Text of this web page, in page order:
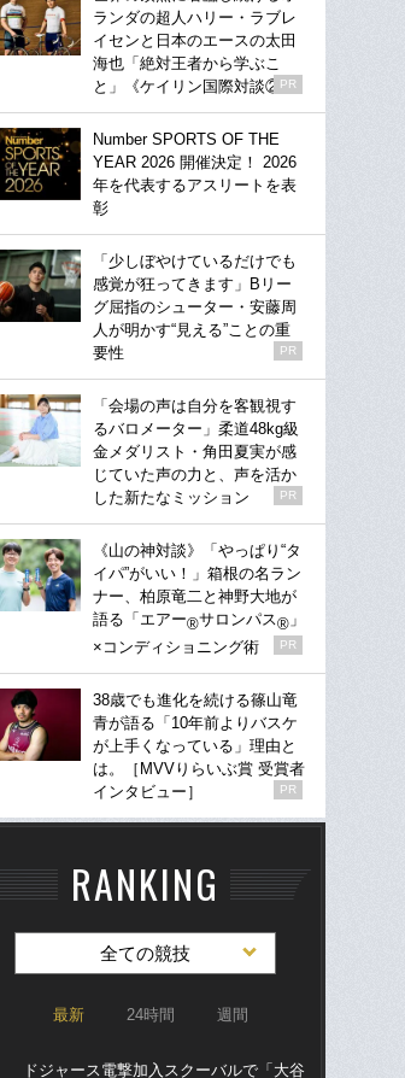
ランダの超人ハリー・ラブレ
イセンと日本のエースの太田
海也「絶対王者から学ぶこ
と」《ケイリン国際対談②》
PR
Number SPORTS OF THE
YEAR 2026 開催決定！ 2026
年を代表するアスリートを表
彰
「少しぼやけているだけでも
感覚が狂ってきます」Bリー
グ屈指のシューター・安藤周
人が明かす“見える”ことの重
要性
PR
「会場の声は自分を客観視す
るバロメーター」柔道48kg級
金メダリスト・角田夏実が感
じていた声の力と、声を活か
した新たなミッション
PR
《山の神対談》「やっぱり“タ
イパ”がいい！」箱根の名ラン
ナー、柏原竜二と神野大地が
語る「エアー®サロンパス® 」
×コンディショニング術
PR
38歳でも進化を続ける篠山竜
青が語る「10年前よりバスケ
が上手くなっている」理由と
は。［MVVりらいぶ賞 受賞者
インタビュー］
PR
RANKING
全ての競技
最新 24時間 週間
ドジャース電撃加入スクーバルで「大谷